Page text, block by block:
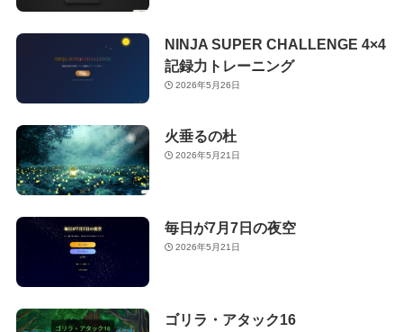
NINJA SUPER CHALLENGE 4×4
記録力トレーニング
2026年5月26日
火垂るの杜
2026年5月21日
毎日が7月7日の夜空
2026年5月21日
ゴリラ・アタック16